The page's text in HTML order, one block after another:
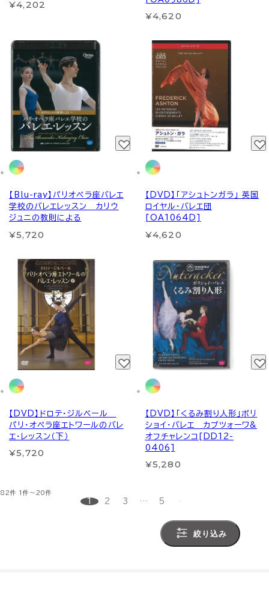
¥4,202
¥4,620
【Blu-ray】パリオペラ座バレエ
学校のバレエレッスン カリウ
ジュニの教則による
¥5,720
【DVD】「アシュトンガラ」 英国
ロイヤル・バレエ団
[OA1064D]
¥4,620
【DVD】ドロテ・ジルベール
パリ・オペラ座エトワールのバレ
エ・レッスン（下）
¥5,720
【DVD】「くるみ割り人形」ボリ
ショイ・バレエ カプツォーワ&
オフチャレンコ[DD12-
0406]
¥5,280
82件 1件～20件
1 2 3 … 5
絞り込み